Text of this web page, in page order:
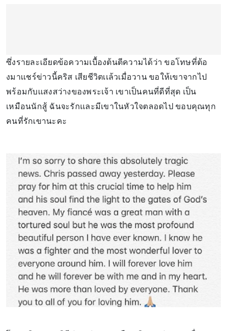
ซึ่งรายละเอียดข้อความเบื้องต้นตีความได้ว่า ขอโทษที่ต้อ
งมาเเชร์ข่าวนี้คริส เสียชีวิตเเล้วเมื่อวาน ขอให้เขาจากไป
พร้อมกับเเสงสว่างของพระเจ้า เขาเป็นคนที่ดีที่สุด เป็น
เหมือนนักสู้ ฉันจะรักเเละมีเขาในหัวใจตลอดไป ขอบคุณทุก
คนที่รักเขานะคะ